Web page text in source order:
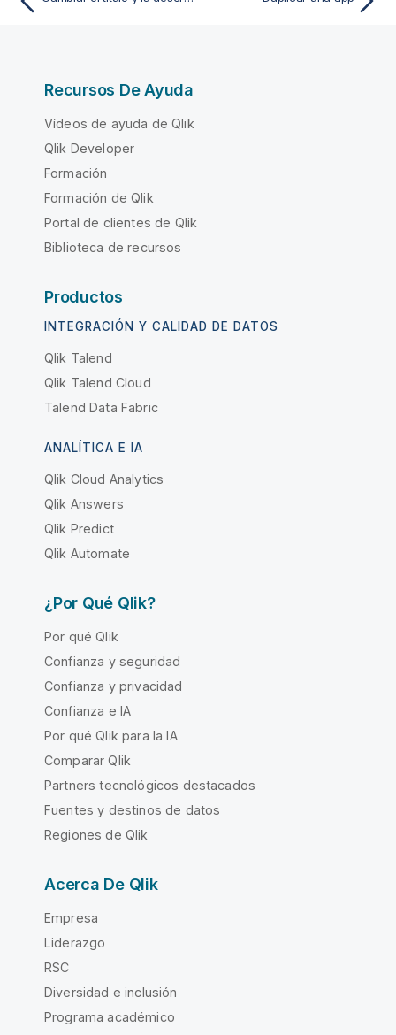
Recursos De Ayuda
Vídeos de ayuda de Qlik
Qlik Developer
Formación
Formación de Qlik
Portal de clientes de Qlik
Biblioteca de recursos
Productos
INTEGRACIÓN Y CALIDAD DE DATOS
Qlik Talend
Qlik Talend Cloud
Talend Data Fabric
ANALÍTICA E IA
Qlik Cloud Analytics
Qlik Answers
Qlik Predict
Qlik Automate
¿Por Qué Qlik?
Por qué Qlik
Confianza y seguridad
Confianza y privacidad
Confianza e IA
Por qué Qlik para la IA
Comparar Qlik
Partners tecnológicos destacados
Fuentes y destinos de datos
Regiones de Qlik
Acerca De Qlik
Empresa
Liderazgo
RSC
Diversidad e inclusión
Programa académico